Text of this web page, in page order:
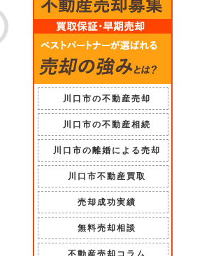
川口市の不動産売却
川口市の不動産相続
川口市の離婚による売却
川口市不動産買取
売却成功実績
無料売却相談
不動産売却コラム